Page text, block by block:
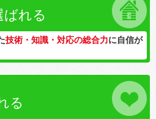
ばれる
技術・知識・対応の総合力に自信が
る